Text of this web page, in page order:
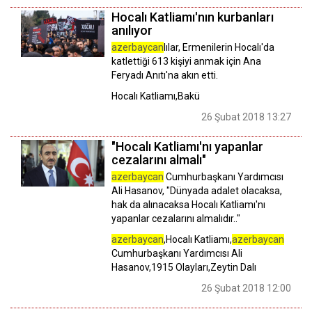
Hocalı Katliamı'nın kurbanları
anılıyor
azerbaycan lılar, Ermenilerin Hocalı'da
katlettiği 613 kişiyi anmak için Ana
Feryadı Anıtı'na akın etti.
Hocalı Katliamı,Bakü
26 Şubat 2018 13:27
"Hocalı Katliamı'nı yapanlar
cezalarını almalı"
azerbaycan Cumhurbaşkanı Yardımcısı
Ali Hasanov, "Dünyada adalet olacaksa,
hak da alınacaksa Hocalı Katliamı'nı
yapanlar cezalarını almalıdır.."
azerbaycan,Hocalı Katliamı,azerbaycan
Cumhurbaşkanı Yardımcısı Ali
Hasanov,1915 Olayları,Zeytin Dalı
26 Şubat 2018 12:00